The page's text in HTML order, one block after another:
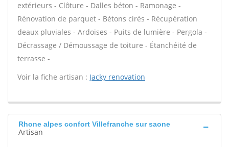
extérieurs - Clôture - Dalles béton - Ramonage -
Rénovation de parquet - Bétons cirés - Récupération
deaux pluviales - Ardoises - Puits de lumière - Pergola -
Décrassage / Démoussage de toiture - Étanchéité de
terrasse -
Voir la fiche artisan : Jacky renovation
Rhone alpes confort Villefranche sur saone
Artisan